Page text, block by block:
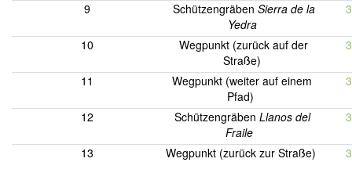
9 Schützengräben Sierra de la
Yedra
10
Wegpunkt (zurück auf der
Straße)
11
Wegpunkt (weiter auf einem
Pfad)
12 Schützengräben Llanos del
Fraile
13 Wegpunkt (zurück zur Straße)